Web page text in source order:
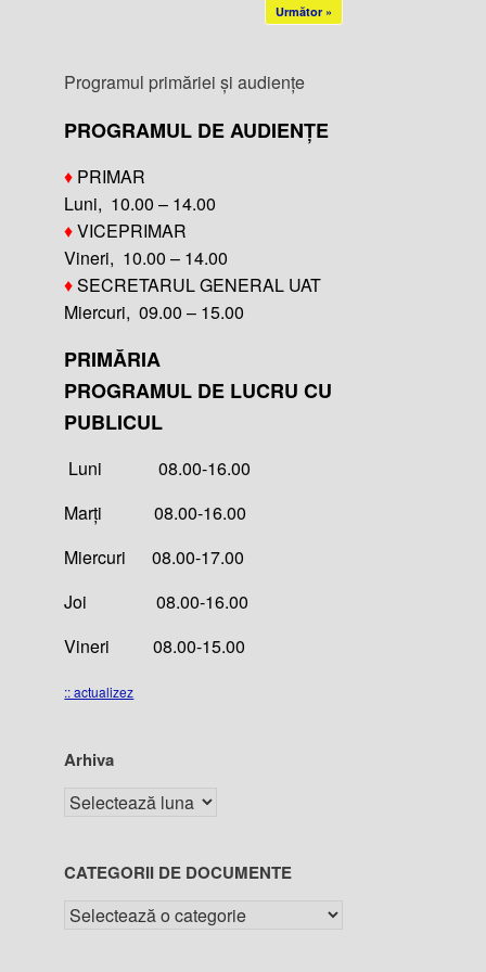
Următor »
Programul primăriei și audiențe
PROGRAMUL DE AUDIENȚE
♦ PRIMAR
Luni, 10.00 – 14.00
♦VICEPRIMAR
Vineri, 10.00 – 14.00
♦SECRETARUL GENERAL UAT
Miercuri, 09.00 – 15.00
PRIMĂRIA
PROGRAMUL DE LUCRU CU
PUBLICUL
Luni 08.00-16.00
Marți 08.00-16.00
Miercuri 08.00-17.00
Joi 08.00-16.00
Vineri 08.00-15.00
:: actualizez
Arhiva
CATEGORII DE DOCUMENTE